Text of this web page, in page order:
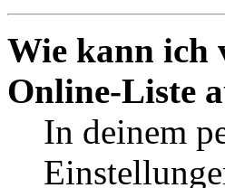
Wie kann ich
Online-Liste
In deinem